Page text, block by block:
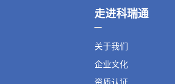
走进科瑞通
关于我们
企业文化